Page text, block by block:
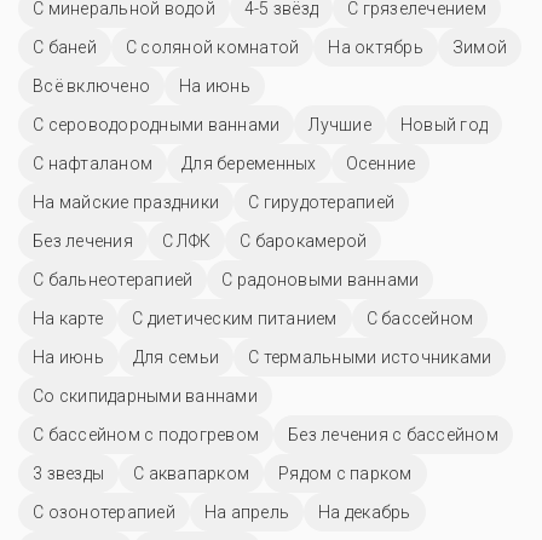
С минеральной водой
4-5 звёзд
С грязелечением
С баней
С соляной комнатой На октябрь
Зимой
Всё включено
На июнь
С сероводородными ваннами
Лучшие
Новый год
С нафталаном
Для беременных
Осенние
На майские праздники
С гирудотерапией
Без лечения
С ЛФК
С барокамерой
С бальнеотерапией
С радоновыми ваннами
На карте
С диетическим питанием
C бассейном
На июнь
Для семьи
С термальными источниками
Со скипидарными ваннами
С бассейном с подогревом
Без лечения с бассейном
3 звезды
С аквапарком
Рядом с парком
С озонотерапией
На апрель
На декабрь